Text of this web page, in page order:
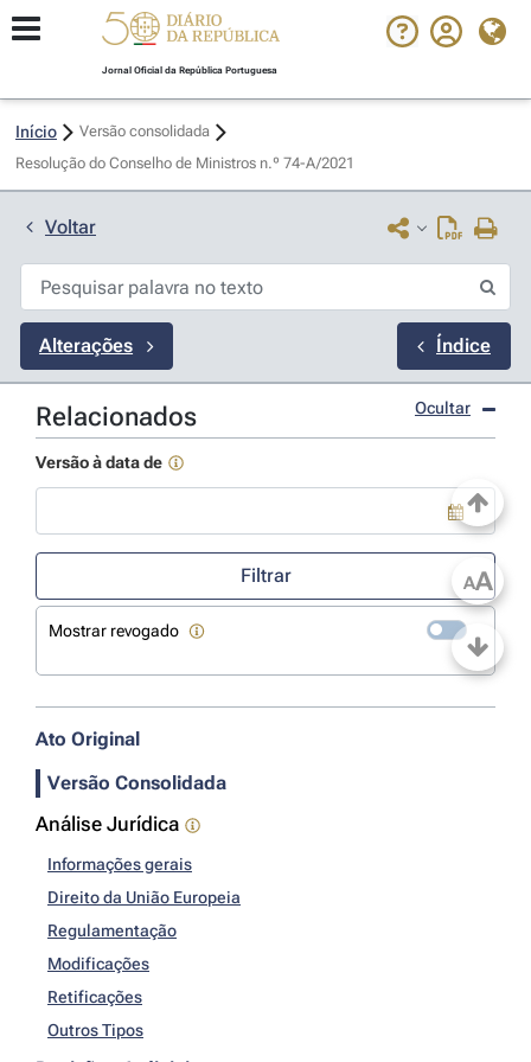
Jornal Oficial da República Portuguesa
Início
Versão consolidada
Resolução do Conselho de Ministros n.º 74-A/2021
Voltar
Alterações Índice
Relacionados Ocultar
Versão à data de
Filtrar
Mostrar revogado
Ato Original
Versão Consolidada
Análise Jurídica
Informações gerais
Direito da União Europeia
Regulamentação
Modificações
Retificações
Outros Tipos
AA